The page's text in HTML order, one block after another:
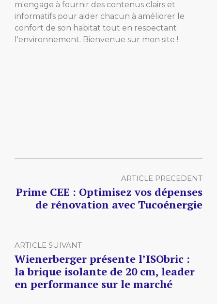
m'engage à fournir des contenus clairs et
informatifs pour aider chacun à améliorer le
confort de son habitat tout en respectant
l'environnement. Bienvenue sur mon site !
ARTICLE PRECEDENT
Prime CEE : Optimisez vos dépenses
de rénovation avec Tucoénergie
ARTICLE SUIVANT
Wienerberger présente l’ISObric :
la brique isolante de 20 cm, leader
en performance sur le marché